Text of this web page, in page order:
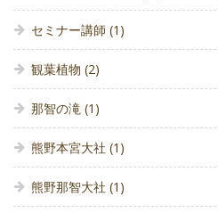
セミナー講師 (1)
観葉植物 (2)
那智の滝 (1)
熊野本宮大社 (1)
熊野那智大社 (1)